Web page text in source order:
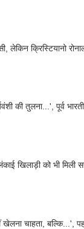
लेकिन क्रिस्टियानो
की तुलना...', पूर्व
खिलाड़ी को भी
खेलना चाहता, बल्कि...',